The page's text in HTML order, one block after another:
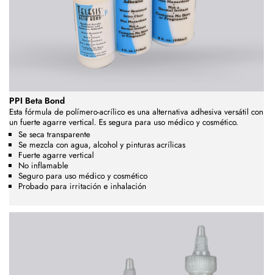
PPI Beta Bond
Esta fórmula de polímero-acrílico es una alternativa adhesiva versátil con
un fuerte agarre vertical. Es segura para uso médico y cosmético.
Se seca transparente
Se mezcla con agua, alcohol y pinturas acrílicas
Fuerte agarre vertical
No inflamable
Seguro para uso médico y cosmético
Probado para irritación e inhalación